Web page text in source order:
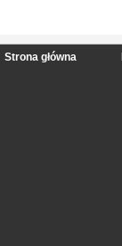
Strona główna